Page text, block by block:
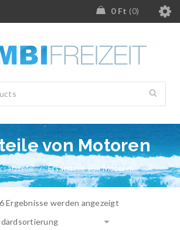
0 Ft 0
von Motoren
/ Ersatzteile von Motoren
Ergebnisse werden angezeigt